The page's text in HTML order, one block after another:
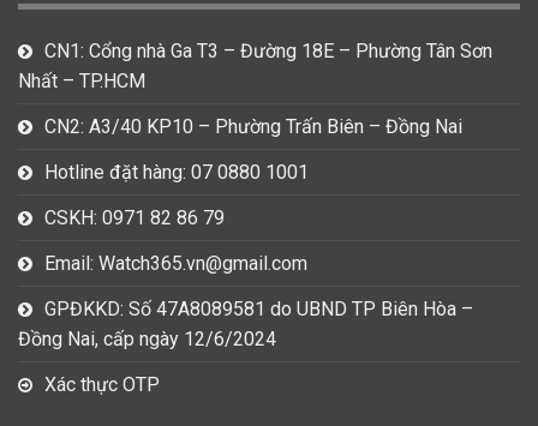
CN1: Cổng nhà Ga T3 – Đường 18E – Phường Tân Sơn
Nhất – TP.HCM
CN2: A3/40 KP10 – Phường Trấn Biên – Đồng Nai
Hotline đặt hàng: 07 0880 1001
CSKH: 0971 82 86 79
Email: Watch365.vn@gmail.com
GPĐKKD: Số 47A8089581 do UBND TP Biên Hòa –
Đồng Nai, cấp ngày 12/6/2024
Xác thực OTP